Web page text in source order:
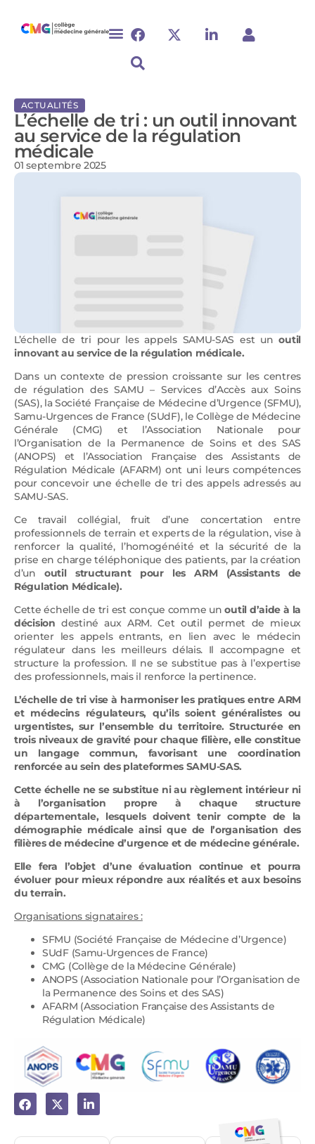
ACTUALITÉS
L’échelle de tri : un outil innovant
au service de la régulation
médicale
01 septembre 2025
L’échelle de tri pour les appels SAMU-SAS est un outil
innovant au service de la régulation médicale.
Dans un contexte de pression croissante sur les centres
de régulation des SAMU – Services d’Accès aux Soins
(SAS), la Société Française de Médecine d’Urgence (SFMU),
Samu-Urgences de France (SUdF), le Collège de Médecine
Générale (CMG) et l’Association Nationale pour
l’Organisation de la Permanence de Soins et des SAS
(ANOPS) et l’Association Française des Assistants de
Régulation Médicale (AFARM) ont uni leurs compétences
pour concevoir une échelle de tri des appels adressés au
SAMU-SAS.
Ce travail collégial, fruit d’une concertation entre
professionnels de terrain et experts de la régulation, vise à
renforcer la qualité, l’homogénéité et la sécurité de la
prise en charge téléphonique des patients, par la création
d’unoutil structurant pour les ARM (Assistants de
Régulation Médicale).
Cette échelle de tri est conçue comme unoutil d’aide à la
décision destiné aux ARM. Cet outil permet de mieux
orienter les appels entrants, en lien avec le médecin
régulateur dans les meilleurs délais. Il accompagne et
structure la profession. Il ne se substitue pas à l’expertise
des professionnels, mais il renforce la pertinence.
L’échelle de tri vise à harmoniser les pratiques entre ARM
et médecins régulateurs, qu’ils soient généralistes ou
urgentistes, sur l’ensemble du territoire. Structurée en
trois niveaux de gravité pour chaque filière, elle constitue
un langage commun, favorisant une coordination
renforcée au sein des plateformes SAMU-SAS.
Cette échelle ne se substitue ni au règlement intérieur ni
à l’organisation propre à chaque structure
départementale, lesquels doivent tenir compte de la
démographie médicale ainsi que de l’organisation des
filières de médecine d’urgence et de médecine générale.
Elle fera l’objet d’une évaluation continue et pourra
évoluer pour mieux répondre aux réalités et aux besoins
du terrain.
Organisations signataires :
SFMU (Société Française de Médecine d’Urgence)
SUdF (Samu-Urgences de France)
CMG (Collège de la Médecine Générale)
ANOPS (Association Nationale pour l’Organisation de
la Permanence des Soins et des SAS)
AFARM (Association Française des Assistants de
Régulation Médicale)